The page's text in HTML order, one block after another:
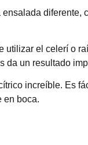
diferente,
utilizar el celerí o
da un resultado
increíble. Es
en boca.